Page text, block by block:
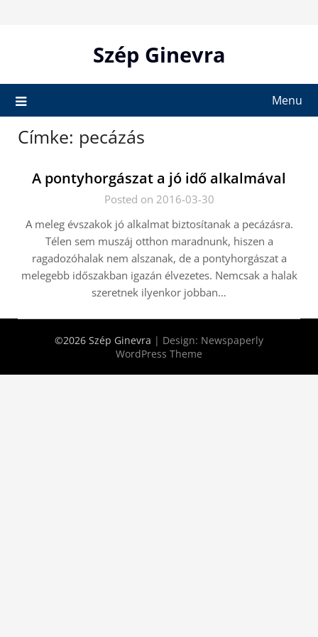
Szép Ginevra
Menu
Címke: pecázás
A pontyhorgászat a jó idő alkalmával
Posted on 2016-03-30
A meleg évszakok jó alkalmat biztosítanak a pecázásra.
Télen sem muszáj otthon maradnunk, hiszen a
ragadozóhalak nem alszanak, de a pontyhorgászat a
melegebb időszakban igazán élvezetes. Nemcsak a halak
szeretnek ilyenkor jobban…
©2026 Szép Ginevra | Design: Newspaperly
WordPress Theme